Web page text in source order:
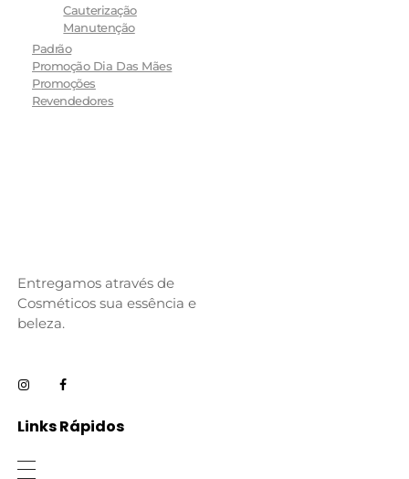
Cauterização
Manutenção
Padrão
Promoção Dia Das Mães
Promoções
Revendedores
Entregamos através de
Cosméticos sua essência e
beleza.
Links Rápidos